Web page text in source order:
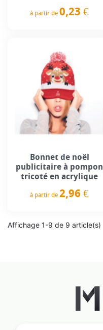
à partir de 0,23 €
Bonnet de noël
publicitaire à pompon
tricoté en acrylique
à partir de 2,96 €
Affichage 1-9 de 9 article(s)